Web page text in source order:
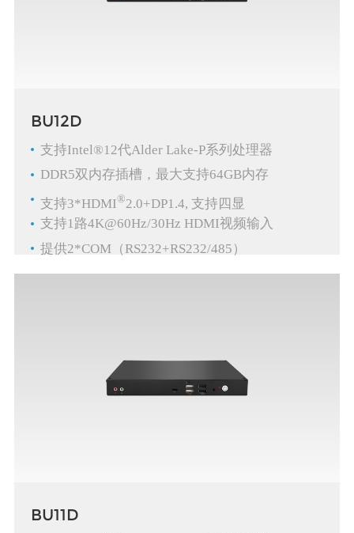
BU12D
支持Intel®12代Alder Lake-P系列处理器
DDR5双内存插槽，最大支持64GB内存
支持3*HDMI®2.0+DP1.4, 支持四显
支持1路4K@60Hz/30Hz HDMI视频输入
提供2*COM（RS232+RS232/485）
BU11D